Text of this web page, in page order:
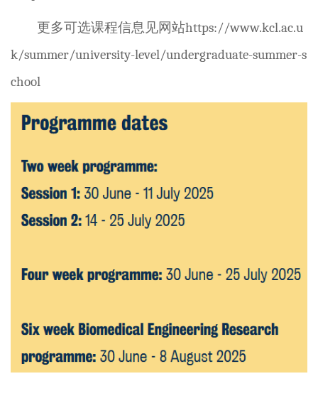
更多可选课程信息见网站https://www.kcl.ac.u
k/summer/university-level/undergraduate-summer-s
chool